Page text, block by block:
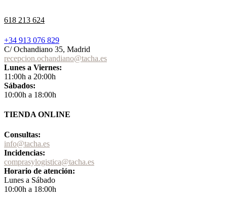
618 213 624
+34 913 076 829
C/ Ochandiano 35, Madrid
recepcion.ochandiano@tacha.es
Lunes a Viernes:
11:00h a 20:00h
Sábados:
10:00h a 18:00h
TIENDA ONLINE
Consultas:
info@tacha.es
Incidencias:
comprasylogistica@tacha.es
Horario de atención:
Lunes a Sábado
10:00h a 18:00h